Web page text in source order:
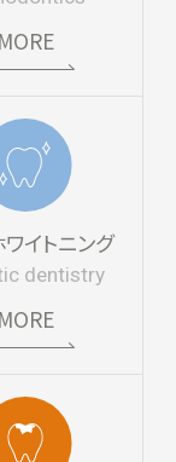
MORE
ワイトニング
dentistry
MORE